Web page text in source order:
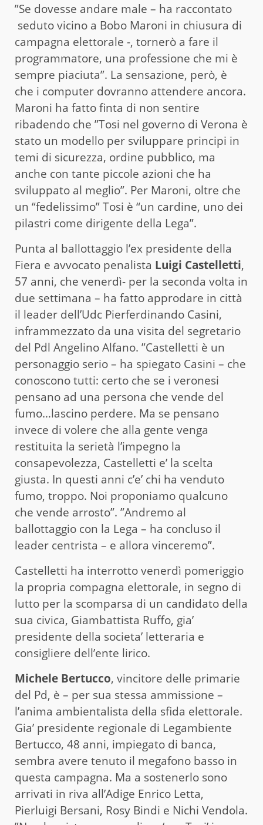
”Se dovesse andare male – ha raccontato
seduto vicino a Bobo Maroni in chiusura di
campagna elettorale -, tornerò a fare il
programmatore, una professione che mi è
sempre piaciuta”. La sensazione, però, è
che i computer dovranno attendere ancora.
Maroni ha fatto finta di non sentire
ribadendo che ”Tosi nel governo di Verona è
stato un modello per sviluppare principi in
temi di sicurezza, ordine pubblico, ma
anche con tante piccole azioni che ha
sviluppato al meglio”. Per Maroni, oltre che
un “fedelissimo” Tosi è “un cardine, uno dei
pilastri come dirigente della Lega”.
Punta al ballottaggio l’ex presidente della
Fiera e avvocato penalista Luigi Castelletti,
57 anni, che venerdì- per la seconda volta in
due settimana – ha fatto approdare in città
il leader dell’Udc Pierferdinando Casini,
inframmezzato da una visita del segretario
del Pdl Angelino Alfano. ”Castelletti è un
personaggio serio – ha spiegato Casini – che
conoscono tutti: certo che se i veronesi
pensano ad una persona che vende del
fumo…lascino perdere. Ma se pensano
invece di volere che alla gente venga
restituita la serietà l’impegno la
consapevolezza, Castelletti e’ la scelta
giusta. In questi anni c’e’ chi ha venduto
fumo, troppo. Noi proponiamo qualcuno
che vende arrosto”. ”Andremo al
ballottaggio con la Lega – ha concluso il
leader centrista – e allora vinceremo”.
Castelletti ha interrotto venerdì pomeriggio
la propria compagna elettorale, in segno di
lutto per la scomparsa di un candidato della
sua civica, Giambattista Ruffo, gia’
presidente della societa’ letteraria e
consigliere dell’ente lirico.
Michele Bertucco, vincitore delle primarie
del Pd, è – per sua stessa ammissione –
l’anima ambientalista della sfida elettorale.
Gia’ presidente regionale di Legambiente
Bertucco, 48 anni, impiegato di banca,
sembra avere tenuto il megafono basso in
questa campagna. Ma a sostenerlo sono
arrivati in riva all’Adige Enrico Letta,
Pierluigi Bersani, Rosy Bindi e Nichi Vendola.